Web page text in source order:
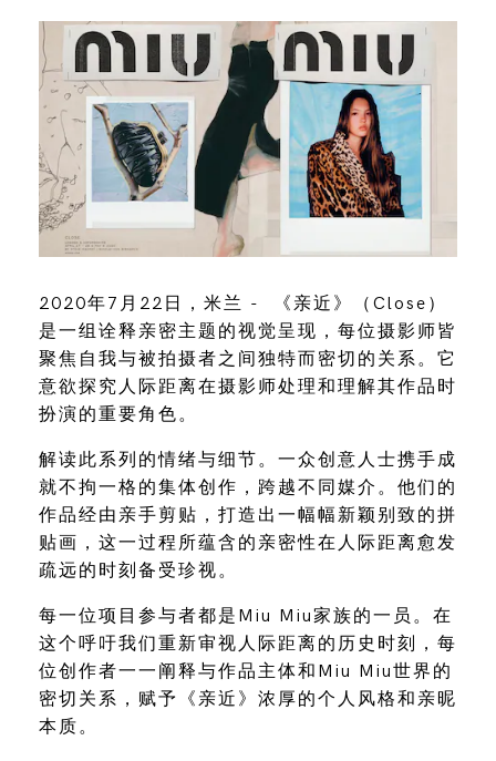
2020年7月22日，米兰 - 《亲近》（Close）
是一组诠释亲密主题的视觉呈现，每位摄影师皆
聚焦自我与被拍摄者之间独特而密切的关系。它
意欲探究人际距离在摄影师处理和理解其作品时
扮演的重要角色。
解读此系列的情绪与细节。一众创意人士携手成
就不拘一格的集体创作，跨越不同媒介。他们的
作品经由亲手剪贴，打造出一幅幅新颖别致的拼
贴画，这一过程所蕴含的亲密性在人际距离愈发
疏远的时刻备受珍视。
每一位项目参与者都是Miu Miu家族的一员。在
这个呼吁我们重新审视人际距离的历史时刻，每
位创作者一一阐释与作品主体和Miu Miu世界的
密切关系，赋予《亲近》浓厚的个人风格和亲昵
本质。